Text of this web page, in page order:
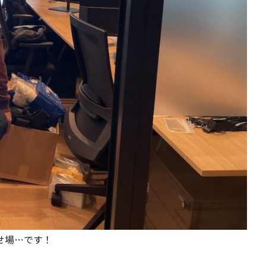
場…です！